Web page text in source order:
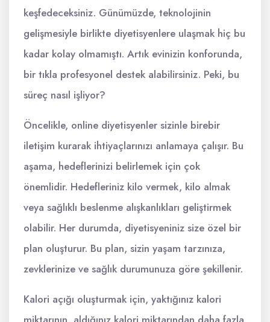
keşfedeceksiniz. Günümüzde, teknolojinin
gelişmesiyle birlikte diyetisyenlere ulaşmak hiç bu
kadar kolay olmamıştı. Artık evinizin konforunda,
bir tıkla profesyonel destek alabilirsiniz. Peki, bu
süreç nasıl işliyor?
Öncelikle, online diyetisyenler sizinle birebir
iletişim kurarak ihtiyaçlarınızı anlamaya çalışır. Bu
aşama, hedeflerinizi belirlemek için çok
önemlidir. Hedefleriniz kilo vermek, kilo almak
veya sağlıklı beslenme alışkanlıkları geliştirmek
olabilir. Her durumda, diyetisyeniniz size özel bir
plan oluşturur. Bu plan, sizin yaşam tarzınıza,
zevklerinize ve sağlık durumunuza göre şekillenir.
Kalori açığı oluşturmak için, yaktığınız kalori